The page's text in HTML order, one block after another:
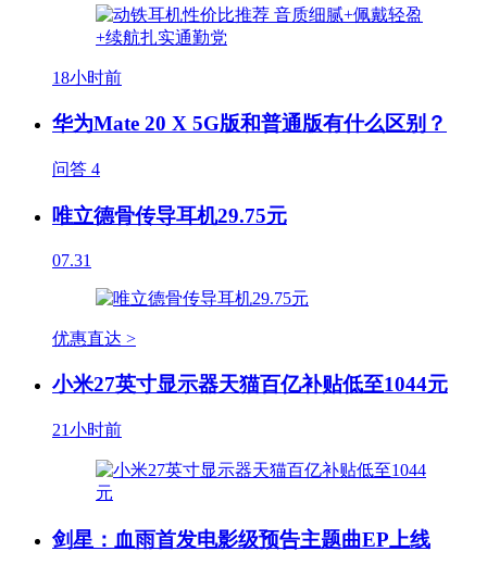
18小时前
华为Mate 20 X 5G版和普通版有什么区别？
问答 4
唯立德骨传导耳机29.75元
07.31
优惠直达 >
小米27英寸显示器天猫百亿补贴低至1044元
21小时前
剑星：血雨首发电影级预告主题曲EP上线